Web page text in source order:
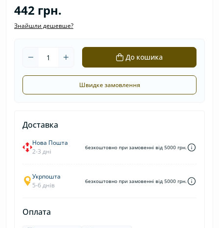
442 грн.
Знайшли дешевше?
До кошика
Швидке замовлення
Доставка
Нова Пошта
2-3 дні
безкоштовно при замовенні від 5000 грн.
Укрпошта
5-6 днів
безкоштовно при замовенні від 5000 грн.
Оплата